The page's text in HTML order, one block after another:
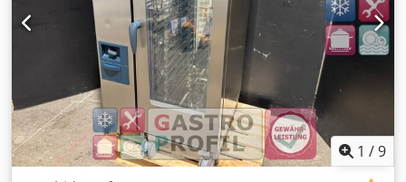
Anschlussplänen & Ersatzteilen Prüfung nach DGUV V3 Der
CombiMaster® Plus von RATIONAL ist robust und
überzeugt mit seinen Funktionen, welche höchste
Speisenqualität ermöglichen. Er unterstützt die
individuelle Handwerkskunst des Kochs durch exakt
geführtes Garraumklima, sowie präzise Einstellung von
Temperatur, Luftfeuchte, Luftströmung und Gardauer.
Technische Daten: B x T x H: ca. 879 x 791 x 1782 mm
Stromanschluss: 400 V / kW:37,0 / 50-60 Hz Gewicht: ca. 1 /9